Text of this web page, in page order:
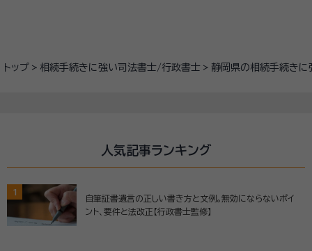
トップ 相続手続きに強い司法書士/行政書士 静岡県の相続手続き
人気記事ランキング
1
自筆証書遺言の正しい書き方と文例。無効にならないポイ
ント、要件と法改正【行政書士監修】